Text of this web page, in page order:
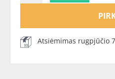
Atsiėmimas rugpjūčio